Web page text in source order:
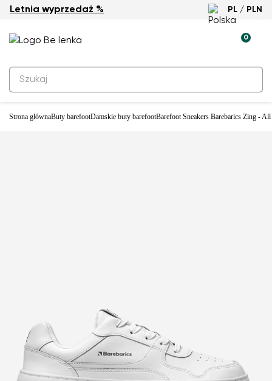
Letnia wyprzedaż % PL / PLN
0
Strona głównaButy barefootDamskie buty barefootBarefoot Sneakers Barebarics Zing -
-28%